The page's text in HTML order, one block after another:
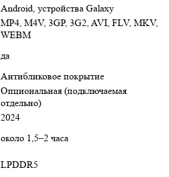
Android, устройства Galaxy
MP4, M4V, 3GP, 3G2, AVI, FLV, MKV,
WEBM
да
Антибликовое покрытие
Опциональная (подключаемая
отдельно)
2024
около 1,5–2 часа
LPDDR5